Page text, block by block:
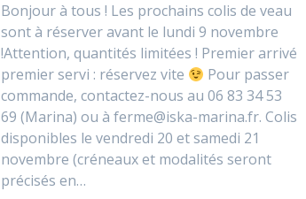
Bonjour à tous ! Les prochains colis de veau
sont à réserver avant le lundi 9 novembre
!Attention, quantités limitées ! Premier arrivé
premier servi : réservez vite
Pour passer
commande, contactez-nous au 06 83 34 53
69 (Marina) ou à ferme@iska-marina.fr. Colis
disponibles le vendredi 20 et samedi 21
novembre (créneaux et modalités seront
précisés en…